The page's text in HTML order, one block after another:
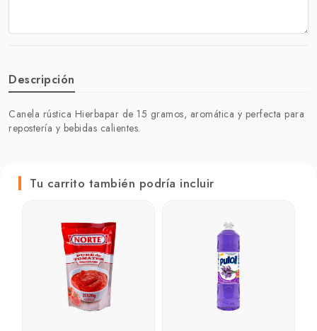
Descripción
Canela rústica Hierbapar de 15 gramos, aromática y perfecta para
repostería y bebidas calientes.
Tu carrito también podría incluir